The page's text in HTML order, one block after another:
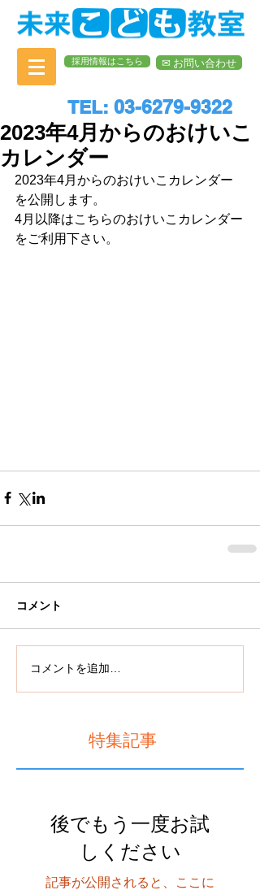
採用情報はこちら ✉︎ お問い合わせ
TEL: 03-6279-9322
2023年4月からのおけいこ
カレンダー
2023年4月からのおけいこカレンダー
を公開します。
4月以降はこちらのおけいこカレンダー
をご利用下さい。
コメント
コメントを追加…
特集記事
後でもう一度お試
しください
記事が公開されると、ここに